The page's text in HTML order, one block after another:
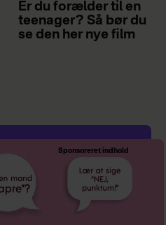
Er du forælder til en
teenager? Så bør du
se den her nye film
Sponsoreret indhold